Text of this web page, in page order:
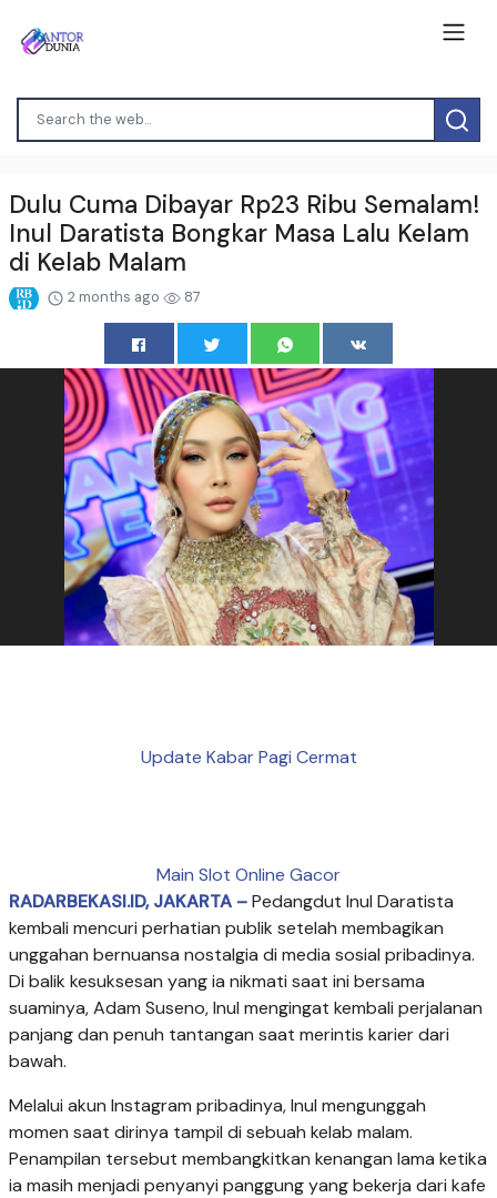
Dulu Cuma Dibayar Rp23 Ribu Semalam!
Inul Daratista Bongkar Masa Lalu Kelam
di Kelab Malam
2 months ago 87
Update Kabar Pagi Cermat
Main Slot Online Gacor
RADARBEKASI.ID, JAKARTA –Pedangdut Inul Daratista
kembali mencuri perhatian publik setelah membagikan
unggahan bernuansa nostalgia di media sosial pribadinya.
Di balik kesuksesan yang ia nikmati saat ini bersama
suaminya,Adam Suseno, Inul mengingat kembali perjalanan
panjang dan penuh tantangan saat merintis karier dari
bawah.
Melalui akun Instagram pribadinya, Inul mengunggah
momen saat dirinya tampil di sebuah kelab malam.
Penampilan tersebut membangkitkan kenangan lama ketika
ia masih menjadi penyanyi panggung yang bekerja dari kafe